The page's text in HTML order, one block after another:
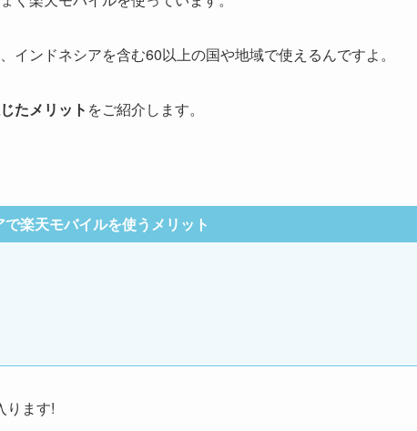
ンドネシアを含む60以上の国や地域で使えるんですよ。
たメリット をご紹介します。
楽天モバイルを使うメリット
ります!